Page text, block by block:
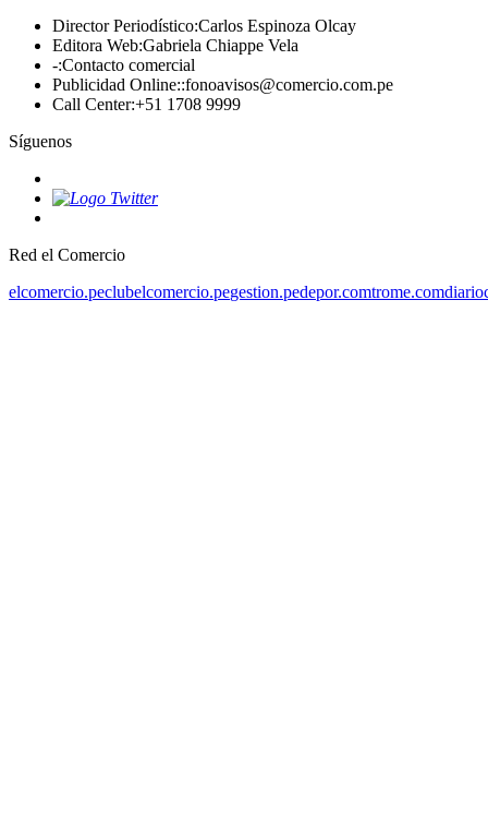
Director Periodístico:Carlos Espinoza Olcay
Editora Web:Gabriela Chiappe Vela
-:Contacto comercial
Publicidad Online::fonoavisos@comercio.com.pe
Call Center:+51 1708 9999
Síguenos
Red el Comercio
elcomercio.peclubelcomercio.pegestion.pedepor.comtrome.com